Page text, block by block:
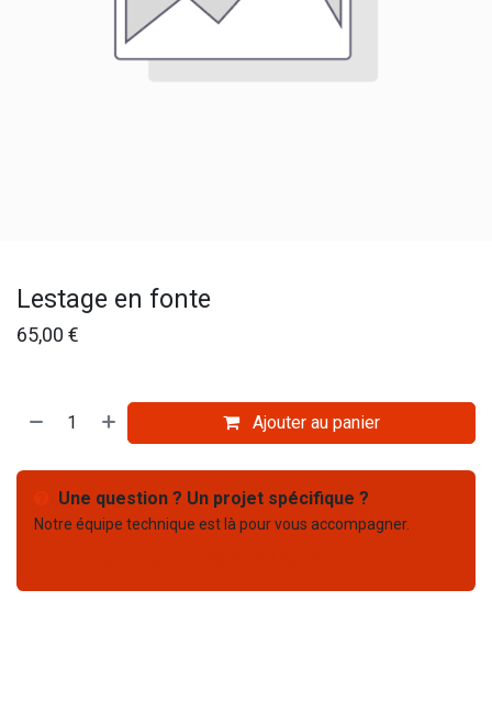
Lestage en fonte
65,00 €
Ajouter au panier
Une question ? Un projet spécifique ?
Notre équipe technique est là pour vous accompagner.